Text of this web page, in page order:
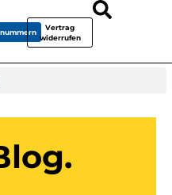
Vertrag
widerrufen